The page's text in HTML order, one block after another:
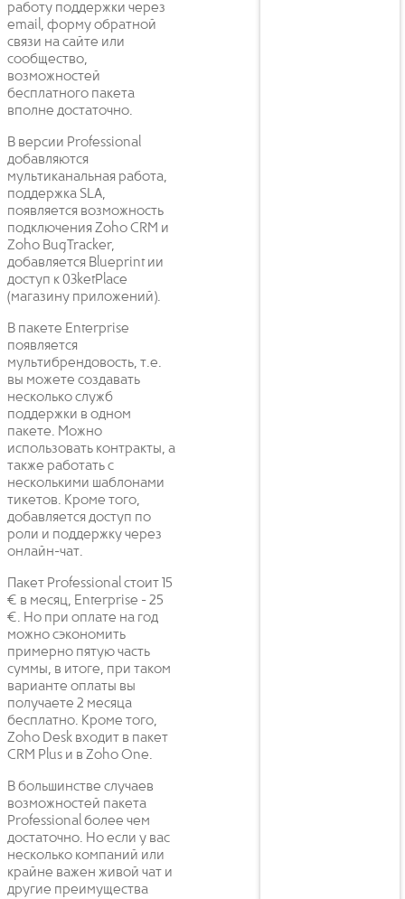
работу поддержки через
email, форму обратной
связи на сайте или
сообщество,
возможностей
бесплатного пакета
вполне достаточно.
В версии Professional
добавляются
мультиканальная работа,
поддержка SLA,
появляется возможность
подключения Zoho CRM и
Zoho BugTracker,
добавляется Blueprint ии
доступ к 03ketPlace
(магазину приложений).
В пакете Enterprise
появляется
мультибрендовость, т.е.
вы можете создавать
несколько служб
поддержки в одном
пакете. Можно
использовать контракты, а
также работать с
несколькими шаблонами
тикетов. Кроме того,
добавляется доступ по
роли и поддержку через
онлайн-чат.
Пакет Professional стоит 15
€ в месяц, Enterprise - 25
€. Но при оплате на год
можно сэкономить
примерно пятую часть
суммы, в итоге, при таком
варианте оплаты вы
получаете 2 месяца
бесплатно. Кроме того,
Zoho Desk входит в пакет
CRM Plus и в Zoho One.
В большинстве случаев
возможностей пакета
Professional более чем
достаточно. Но если у вас
несколько компаний или
крайне важен живой чат и
другие преимущества